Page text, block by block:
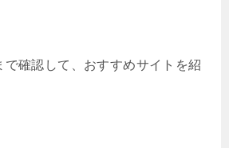
で確認して、おすすめサイトを紹